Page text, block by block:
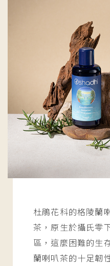
杜鵑花科的格陵蘭
茶，原生於攝氏零
區，這麼困難的生
蘭喇叭茶的十足韌